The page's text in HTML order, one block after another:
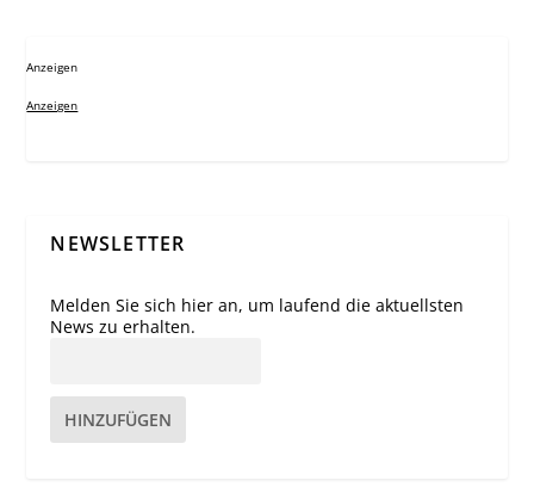
Anzeigen
Anzeigen
NEWSLETTER
Melden Sie sich hier an, um laufend die aktuellsten
News zu erhalten.
HINZUFÜGEN